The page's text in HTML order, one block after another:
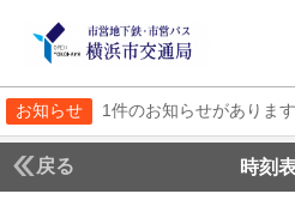
お知らせ 1件のお知らせがあります
戻る 時刻